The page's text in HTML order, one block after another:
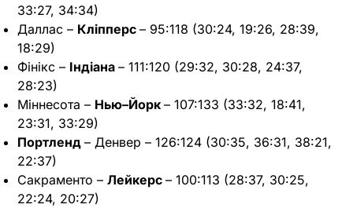
33:27, 34:34)
Даллас – Кліпперс – 95:118 (30:24, 19:26, 28:39,
18:29)
Фінікс – Індіана – 111:120 (29:32, 30:28, 24:37,
28:23)
Міннесота – Нью–Йорк – 107:133 (33:32, 18:41,
23:31, 33:29)
Портленд – Денвер – 126:124 (30:35, 36:31, 38:21,
22:37)
Сакраменто – Лейкерс – 100:113 (28:37, 30:25,
22:24, 20:27)